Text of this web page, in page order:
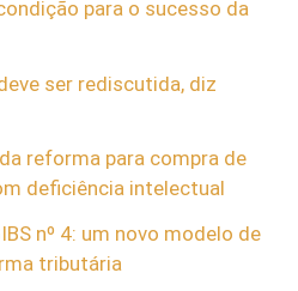
para o sucesso da
ser rediscutida, diz
reforma para compra de
deficiência intelectual
nº 4: um novo modelo de
tributária